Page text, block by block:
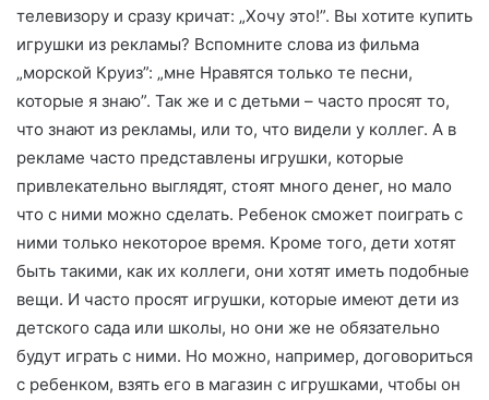
телевизору и сразу кричат: „Хочу это!”. Вы хотите купить
игрушки из рекламы? Вспомните слова из фильма
„морской Круиз”: „мне Нравятся только те песни,
которые я знаю”. Так же и с детьми – часто просят то,
что знают из рекламы, или то, что видели у коллег. А в
рекламе часто представлены игрушки, которые
привлекательно выглядят, стоят много денег, но мало
что с ними можно сделать. Ребенок сможет поиграть с
ними только некоторое время. Кроме того, дети хотят
быть такими, как их коллеги, они хотят иметь подобные
вещи. И часто просят игрушки, которые имеют дети из
детского сада или школы, но они же не обязательно
будут играть с ними. Но можно, например, договориться
с ребенком, взять его в магазин с игрушками, чтобы он